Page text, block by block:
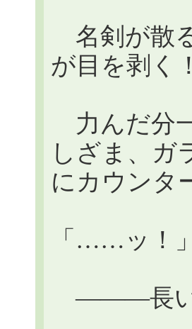
名剣が散
が目を剥く！
力んだ分
しざま、ガ
にカウンタ
「……ッ！」
―――長い